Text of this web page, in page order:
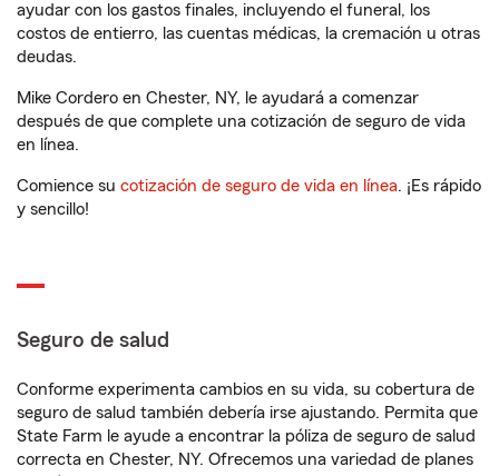
ayudar con los gastos finales, incluyendo el funeral, los
costos de entierro, las cuentas médicas, la cremación u otras
deudas.
Mike Cordero en Chester, NY, le ayudará a comenzar
después de que complete una cotización de seguro de vida
en línea.
Comience su cotización de seguro de vida en línea. ¡Es rápido
y sencillo!
Seguro de salud
Conforme experimenta cambios en su vida, su cobertura de
seguro de salud también debería irse ajustando. Permita que
State Farm le ayude a encontrar la póliza de seguro de salud
correcta en Chester, NY. Ofrecemos una variedad de planes